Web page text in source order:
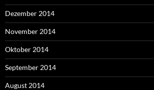
Dezember 2014
November 2014
Oktober 2014
September 2014
August 2014